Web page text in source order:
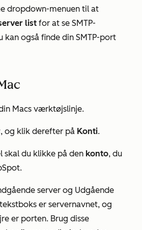
dropdown-menuen til at
list for at se SMTP-
kan også finde din SMTP-port
Macs værktøjslinje.
, og klik derefter på Konti.
skal du klikke på den konto, du
server og Udgående
er servernavnet, og
er porten. Brug disse